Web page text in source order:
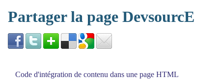
Partager la page DevsourcE
Code d'intégration de contenu dans une page HTML